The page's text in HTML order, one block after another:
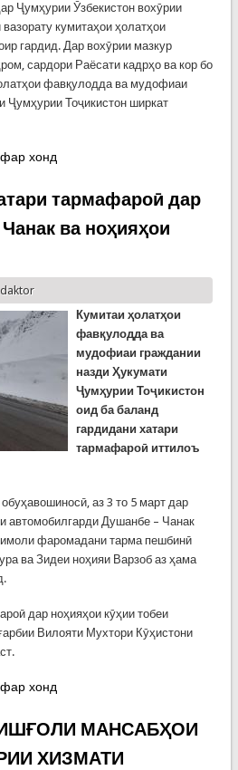
Ҷумҳурии Ӯзбекистон вохӯрии
кумитаҳои ҳолатҳои
гардид. Дар вохӯрии мазкур
сардори Раёсати кадрҳо ва кор бо
фавқулодда ва мудофиаи
Ҷумҳурии Тоҷикистон ширкат
ҲАМКОРИҲО ДАР САМТИ
хонд
тармафароӣ дар
ва ноҳияҳои
Кумитаи ҳолатҳои
фавқулодда ва
мудофиаи граждании
назди Ҳукумати
Ҷумҳурии Тоҷикистон
оид ба баланд
гардидани хатари
тармафароӣ иттилоъ
аз 3 то 5 март дар
автомобилгарди Душанбе – Чанак
фаромадани тарма пешбинӣ
ва Зидеи ноҳияи Варзоб аз ҳама
дар ноҳияҳои кӯҳии тобеи
Вилояти Мухтори Кӯҳистони
аз хатари тармафароӣ дар роҳи
хонд
МАНСАБҲОИ
ХИЗМАТИ